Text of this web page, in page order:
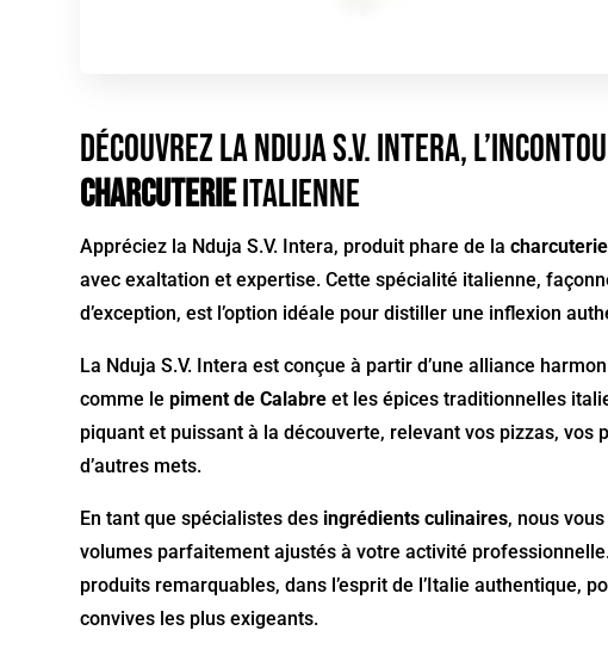
Découvrez la Nduja S.V. Intera,
charcuterieitalienne
Appréciez la Nduja S.V. Intera, produit phare de la
avec exaltation et expertise. Cette spécialité italienne,
d’exception, est l’option idéale pour distiller une inflexion
La Nduja S.V. Intera est conçue à partir d’une alliance
comme lepiment de Calabre et les épices traditionnelles
piquant et puissant à la découverte, relevant vos pizzas, vos
d’autres mets.
En tant que spécialistes des ingrédients culinaires, nous
volumes parfaitement ajustés à votre activité
produits remarquables, dans l’esprit de l’Italie authentique,
convives les plus exigeants.